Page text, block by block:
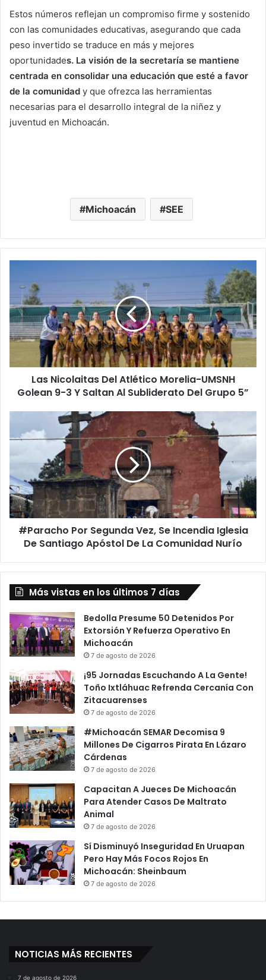
Estos números reflejan un compromiso firme y sostenido
con las comunidades educativas, asegurando que cada
peso invertido se traduce en más y mejores
oportunidades. La visión de la secretaría se mantiene
centrada en consolidar una educación que esté a favor
de la comunidad y que ofrezca las herramientas
necesarias para el desarrollo integral de la niñez y
juventud en Michoacán.
Michoacán SEE
Del
Atlético
Morelia-
UMSNH
Golean
3
Saltan
Grupo
Las Nicolaitas Del Atlético Morelia-UMSNH
Golean 9-3 Y Saltan Al Subliderato Del Grupo 5”
Segunda
Incendia
Iglesia
De
Santiago
Apóstol
#Paracho Por Segunda Vez, Se Incendia Iglesia
De Santiago Apóstol De La Comunidad Nurío
Más vistas en los últimos 7 días
Bedolla Presume 50 Detenidos Por
Extorsión Y Refuerza Operativo En
Michoacán
7 de agosto de 2026
¡95 Jornadas Escuchando A La Gente!
Toño Ixtláhuac Refrenda Cercanía Con
Zitacuarenses
7 de agosto de 2026
#Michoacán SEMAR Decomisa 9
Millones De Cigarros Pirata En Lázaro
Cárdenas
7 de agosto de 2026
Capacitan A Jueces De Michoacán
Para Atender Casos De Maltrato
Animal
7 de agosto de 2026
Sí Disminuyó Inseguridad En Uruapan
Pero Hay Más Focos Rojos En
Michoacán: Sheinbaum
7 de agosto de 2026
NOTICIAS MÁS RECIENTES
7 de agosto de 2026